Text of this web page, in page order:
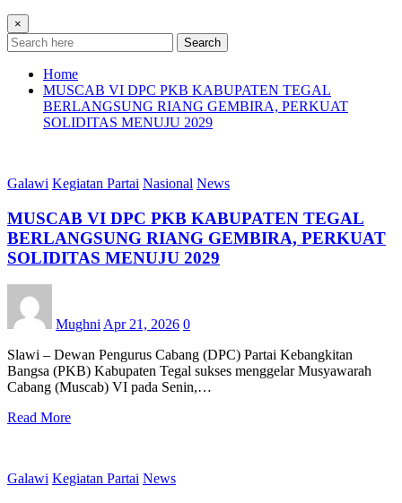
×
Search
Home
MUSCAB VI DPC PKB KABUPATEN TEGAL
BERLANGSUNG RIANG GEMBIRA, PERKUAT
SOLIDITAS MENUJU 2029
Galawi Kegiatan Partai Nasional News
MUSCAB VI DPC PKB KABUPATEN TEGAL
BERLANGSUNG RIANG GEMBIRA, PERKUAT
SOLIDITAS MENUJU 2029
MughniApr 21, 2026 0
Slawi – Dewan Pengurus Cabang (DPC) Partai Kebangkitan
Bangsa (PKB) Kabupaten Tegal sukses menggelar Musyawarah
Cabang (Muscab) VI pada Senin,…
Read More
Galawi Kegiatan Partai News